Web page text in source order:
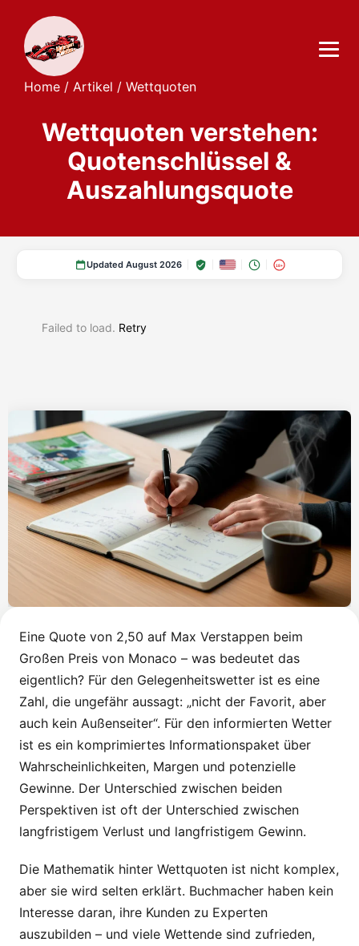
Home / Artikel / Wettquoten
Wettquoten verstehen:
Quotenschlüssel &
Auszahlungsquote
Updated August 2026 18+
Failed to load. Retry
Eine Quote von 2,50 auf Max Verstappen beim
Großen Preis von Monaco – was bedeutet das
eigentlich? Für den Gelegenheitswetter ist es eine
Zahl, die ungefähr aussagt: „nicht der Favorit, aber
auch kein Außenseiter“. Für den informierten Wetter
ist es ein komprimiertes Informationspaket über
Wahrscheinlichkeiten, Margen und potenzielle
Gewinne. Der Unterschied zwischen beiden
Perspektiven ist oft der Unterschied zwischen
langfristigem Verlust und langfristigem Gewinn.
Die Mathematik hinter Wettquoten ist nicht komplex,
aber sie wird selten erklärt. Buchmacher haben kein
Interesse daran, ihre Kunden zu Experten
auszubilden – und viele Wettende sind zufrieden,